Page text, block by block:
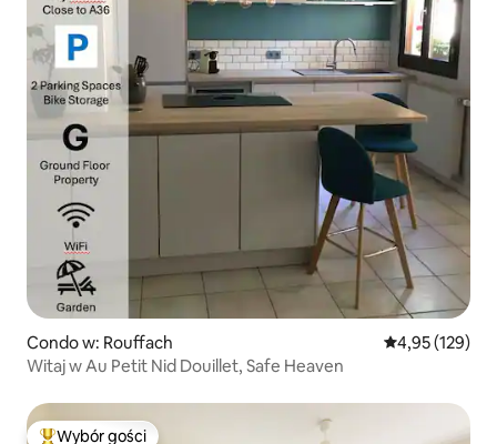
Condo w: Rouffach Średnia
4,95 (129)
Witaj w Au Petit Nid Douillet, Safe Heaven
Wybór gości